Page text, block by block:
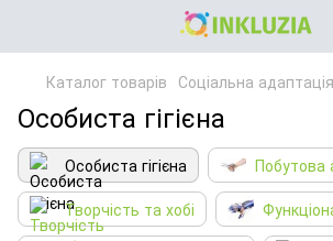
Каталог товарів Соціальна адаптація
Особиста гігієна
Особиста гігієна
Побутова
Творчість та хобі